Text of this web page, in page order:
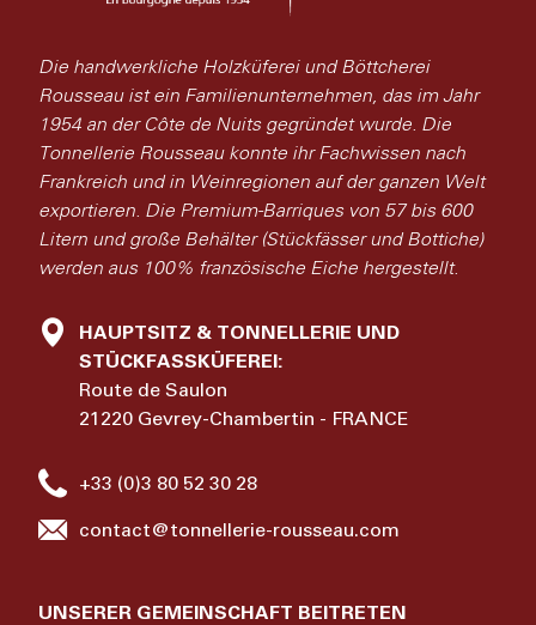
Die handwerkliche Holzküferei und Böttcherei
Rousseau ist ein Familienunternehmen, das im Jahr
1954 an der Côte de Nuits gegründet wurde. Die
Tonnellerie Rousseau konnte ihr Fachwissen nach
Frankreich und in Weinregionen auf der ganzen Welt
exportieren. Die Premium-Barriques von 57 bis 600
Litern und große Behälter (Stückfässer und Bottiche)
werden aus 100% französische Eiche hergestellt.
HAUPTSITZ & TONNELLERIE UND
STÜCKFASSKÜFEREI:
Route de Saulon
21220 Gevrey-Chambertin - FRANCE
+33 (0)3 80 52 30 28
contact@tonnellerie-rousseau.com
UNSERER GEMEINSCHAFT BEITRETEN